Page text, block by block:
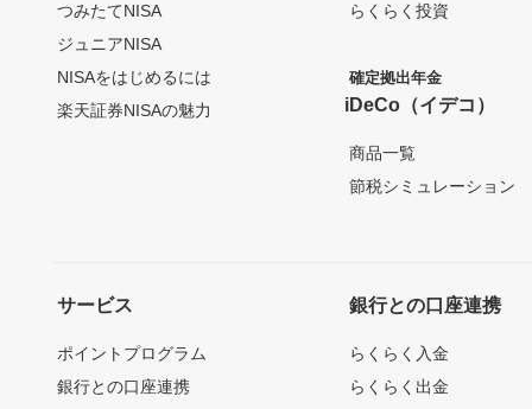
つみたてNISA
ジュニアNISA
NISAをはじめるには
楽天証券NISAの魅力
らくらく投資
確定拠出年金
iDeCo（イデコ）
商品一覧
節税シミュレーション
サービス
ポイントプログラム
銀行との口座連携
銀行との口座連携
らくらく入金
らくらく出金